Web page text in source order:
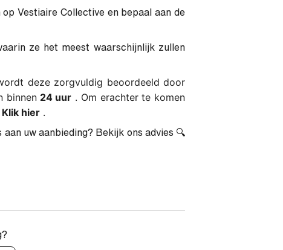
Vestiaire Collective en bepaal aan de
ze het meest waarschijnlijk zullen
deze zorgvuldig beoordeeld door
binnen 24 uur . Om erachter te komen
Klik hier .
uw aanbieding? Bekijk ons ​​advies 🔍